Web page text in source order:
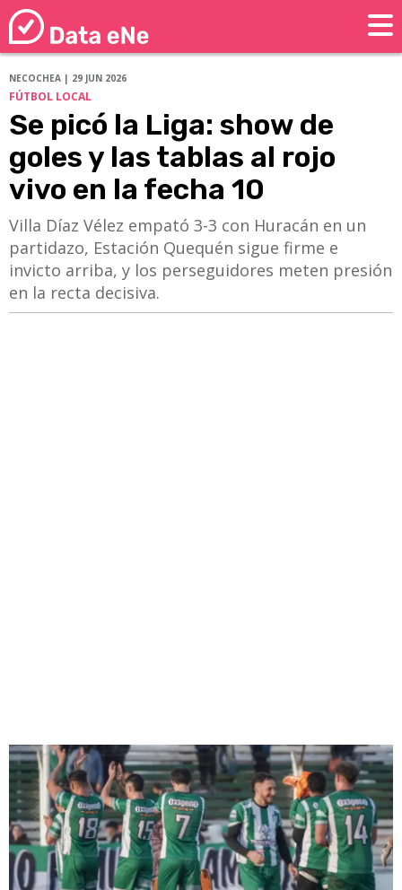
NECOCHEA | 29 JUN 2026
FÚTBOL LOCAL
Se picó la Liga: show de
goles y las tablas al rojo
vivo en la fecha 10
Villa Díaz Vélez empató 3-3 con Huracán en un
partidazo, Estación Quequén sigue firme e
invicto arriba, y los perseguidores meten presión
en la recta decisiva.